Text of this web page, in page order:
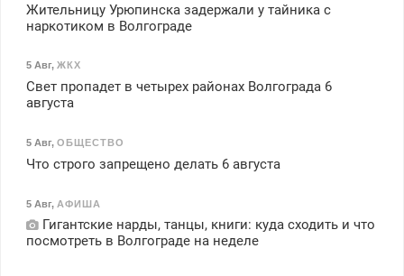
Жительницу Урюпинска задержали у тайника с
наркотиком в Волгограде
5 Авг, ЖКХ
Свет пропадет в четырех районах Волгограда 6
августа
5 Авг, ОБЩЕСТВО
Что строго запрещено делать 6 августа
5 Авг, АФИША
Гигантские нарды, танцы, книги: куда сходить и что
посмотреть в Волгограде на неделе